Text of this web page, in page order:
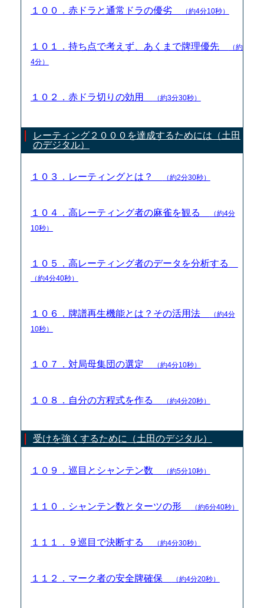
１００．赤ドラと通常ドラの優劣 （約4分10秒）
１０１．持ち点で考えず、あくまで牌理優先
（約
4分）
１０２．赤ドラ切りの効用 （約3分30秒）
レーティング２０００を達成するためには（土田
のデジタル）
１０３．レーティングとは？ （約2分30秒）
１０４．高レーティング者の麻雀を観る
（約4分
10秒）
１０５．高レーティング者のデータを分析する
（約4分40秒）
１０６．牌譜再生機能とは？その活用法
（約4分
10秒）
１０７．対局母集団の選定 （約4分10秒）
１０８．自分の方程式を作る （約4分20秒）
受けを強くするために（土田のデジタル）
１０９．巡目とシャンテン数 （約5分10秒）
１１０．シャンテン数とターツの形 （約6分40秒）
１１１．９巡目で決断する （約4分30秒）
１１２．マーク者の安全牌確保 （約4分20秒）